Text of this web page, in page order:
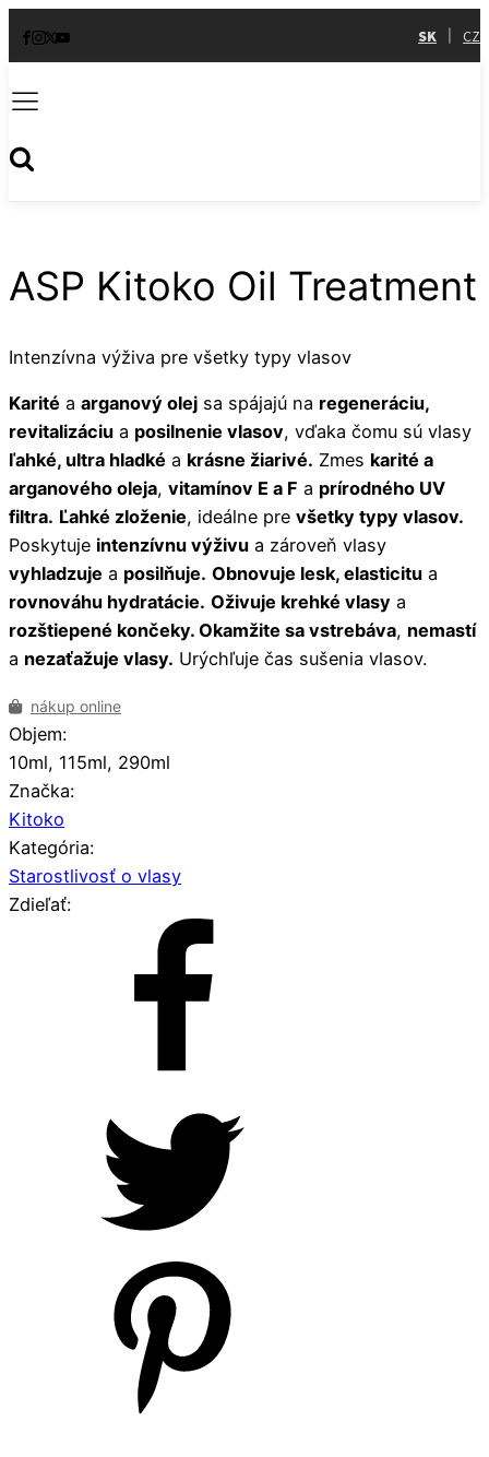
SK CZ
ASP Kitoko Oil Treatment
Intenzívna výživa pre všetky typy vlasov
Karité a arganový olej sa spájajú na regeneráciu,
revitalizáciu a posilnenie vlasov, vďaka čomu sú vlasy
ľahké, ultra hladké a krásne žiarivé. Zmes karité a
arganového oleja, vitamínov E a F a prírodného UV
filtra. Ľahké zloženie, ideálne pre všetky typy vlasov.
Poskytuje intenzívnu výživu a zároveň vlasy
vyhladzuje a posilňuje. Obnovuje lesk, elasticitu a
rovnováhu hydratácie. Oživuje krehké vlasy a
rozštiepené končeky. Okamžite sa vstrebáva, nemastí
a nezaťažuje vlasy. Urýchľuje čas sušenia vlasov.
nákup online
Objem:
10ml, 115ml, 290ml
Značka:
Kitoko
Kategória:
Starostlivosť o vlasy
Zdieľať: